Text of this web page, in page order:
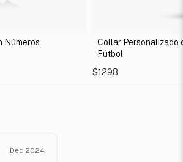
Personalizado con Nombre y Balón de
Dec 2024